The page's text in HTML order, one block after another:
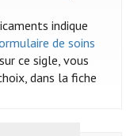
indique
de soins
ce sigle, vous
dans la fiche